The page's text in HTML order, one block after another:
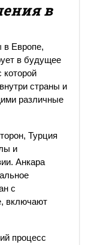
в
в Европе,
в будущее
которой
страны и
различные
Турция
и
Анкара
с
включают
процесс